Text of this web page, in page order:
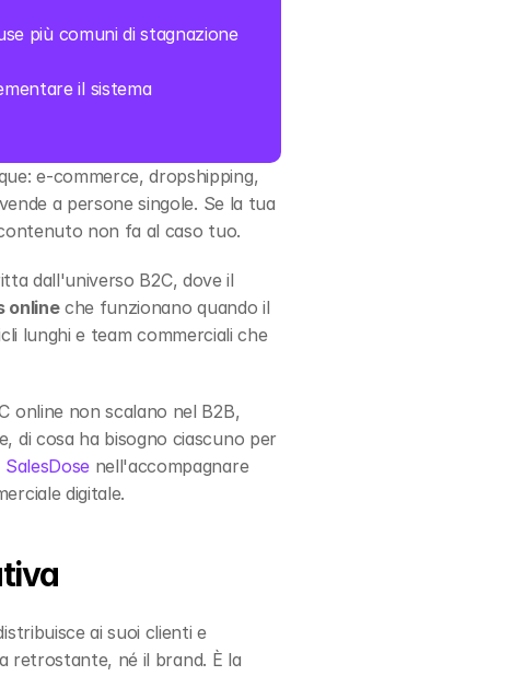
più comuni di stagnazione
il sistema
e-commerce, dropshipping,
a persone singole. Se la tua
non fa al caso tuo.
dall'universo B2C, dove il
online che funzionano quando il
lunghi e team commerciali che
online non scalano nel B2B,
di cosa ha bisogno ciascuno per
SalesDose nell'accompagnare
digitale.
ai suoi clienti e
retrostante, né il brand. È la